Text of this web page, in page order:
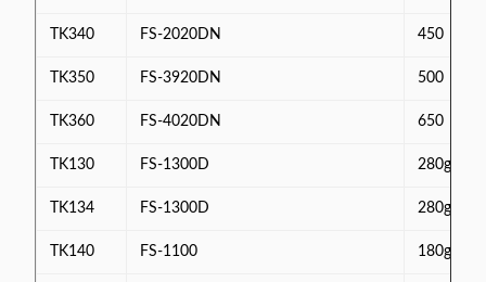
TK340 FS-2020DN 450
TK350 FS-3920DN 500
TK360 FS-4020DN 650
TK130 FS-1300D 280g
TK134 FS-1300D 280g
TK140 FS-1100 180g